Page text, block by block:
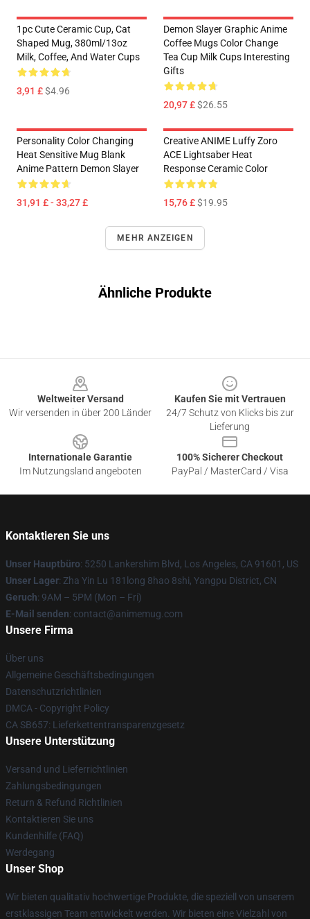
1pc Cute Ceramic Cup, Cat
Shaped Mug, 380ml/13oz
Milk, Coffee, And Water Cups
3,91 £$4.96
Demon Slayer Graphic Anime
Coffee Mugs Color Change
Tea Cup Milk Cups Interesting
Gifts
20,97 £$26.55
Personality Color Changing
Heat Sensitive Mug Blank
Anime Pattern Demon Slayer
31,91 £ - 33,27 £
Creative ANIME Luffy Zoro
ACE Lightsaber Heat
Response Ceramic Color
15,76 £$19.95
MEHR ANZEIGEN
Ähnliche Produkte
Weltweiter Versand
Wir versenden in über 200 Länder
Kaufen Sie mit Vertrauen
24/7 Schutz von Klicks bis zur
Lieferung
Internationale Garantie
Im Nutzungsland angeboten
100% Sicherer Checkout
PayPal / MasterCard / Visa
Kontaktieren Sie uns
Unser Hauptbüro: 5250 Lankershim Blvd, Los Angeles, CA 91601, US
Unser Lager: Zha Yin Lu 181long 8hao 8shi, Yangpu District, CN
Geruch: 9AM – 5PM (Mon – Fri)
E-Mail senden: contact@animemug.com
Unsere Firma
Über uns
Allgemeine Geschäftsbedingungen
Datenschutzrichtlinien
DMCA - Copyright Policy
CA SB657: Lieferkettentransparenzgesetz
Unsere Unterstützung
Versand und Lieferrichtlinien
Zahlungsbedingungen
Return & Refund Richtlinien
Kontaktieren Sie uns
Kundenhilfe (FAQ)
Werdegang
Unser Shop
Wir bieten qualitativ hochwertige Produkte, die speziell von unserem
erstklassigen Team entwickelt werden. Wir bieten eine Vielzahl von